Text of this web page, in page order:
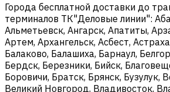
Города бесплатной доставки до
терминалов ТК"Деловые линии":
Альметьевск, Ангарск, Апатиты,
Артем, Архангельск, Асбест,
Балаково, Балашиха, Барнаул,
Бердск, Березники, Бийск,
Боровичи, Братск, Брянск, Бузулук,
Великий Новгород, Владивосток,